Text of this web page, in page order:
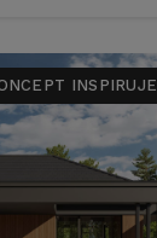
INSPIRUJE